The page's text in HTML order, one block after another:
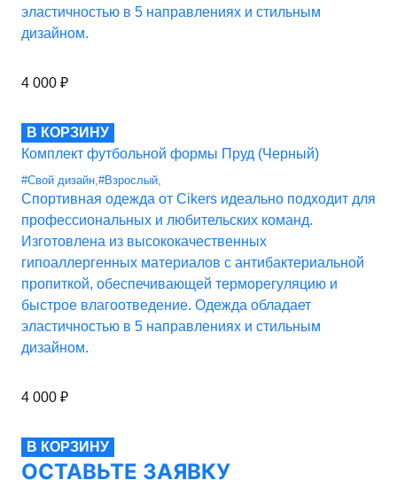
эластичностью в 5 направлениях и стильным
дизайном.
4 000 ₽
В КОРЗИНУ
Комплект футбольной формы Пруд (Черный)
#Свой дизайн,#Взрослый,
Спортивная одежда от Cikers идеально подходит для
профессиональных и любительских команд.
Изготовлена из высококачественных
гипоаллергенных материалов с антибактериальной
пропиткой, обеспечивающей терморегуляцию и
быстрое влагоотведение. Одежда обладает
эластичностью в 5 направлениях и стильным
дизайном.
4 000 ₽
В КОРЗИНУ
ОСТАВЬТЕ ЗАЯВКУ